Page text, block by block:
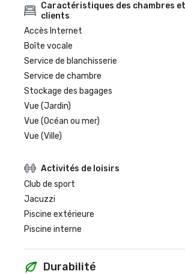
Caractéristiques des chambres
clients
Accès Internet
Boîte vocale
Service de blanchisserie
Service de chambre
Stockage des bagages
Vue (Jardin)
Vue (Océan ou mer)
Vue (Ville)
Activités de loisirs
Club de sport
Jacuzzi
Piscine extérieure
Piscine interne
Durabilité